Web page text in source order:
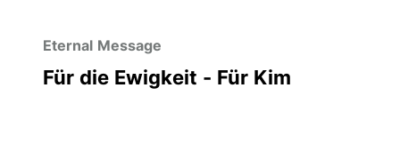
Eternal Message
Für die Ewigkeit - Für Kim